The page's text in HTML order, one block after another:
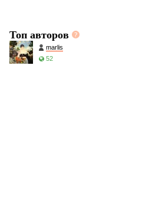
Топ авторов
marlis
52